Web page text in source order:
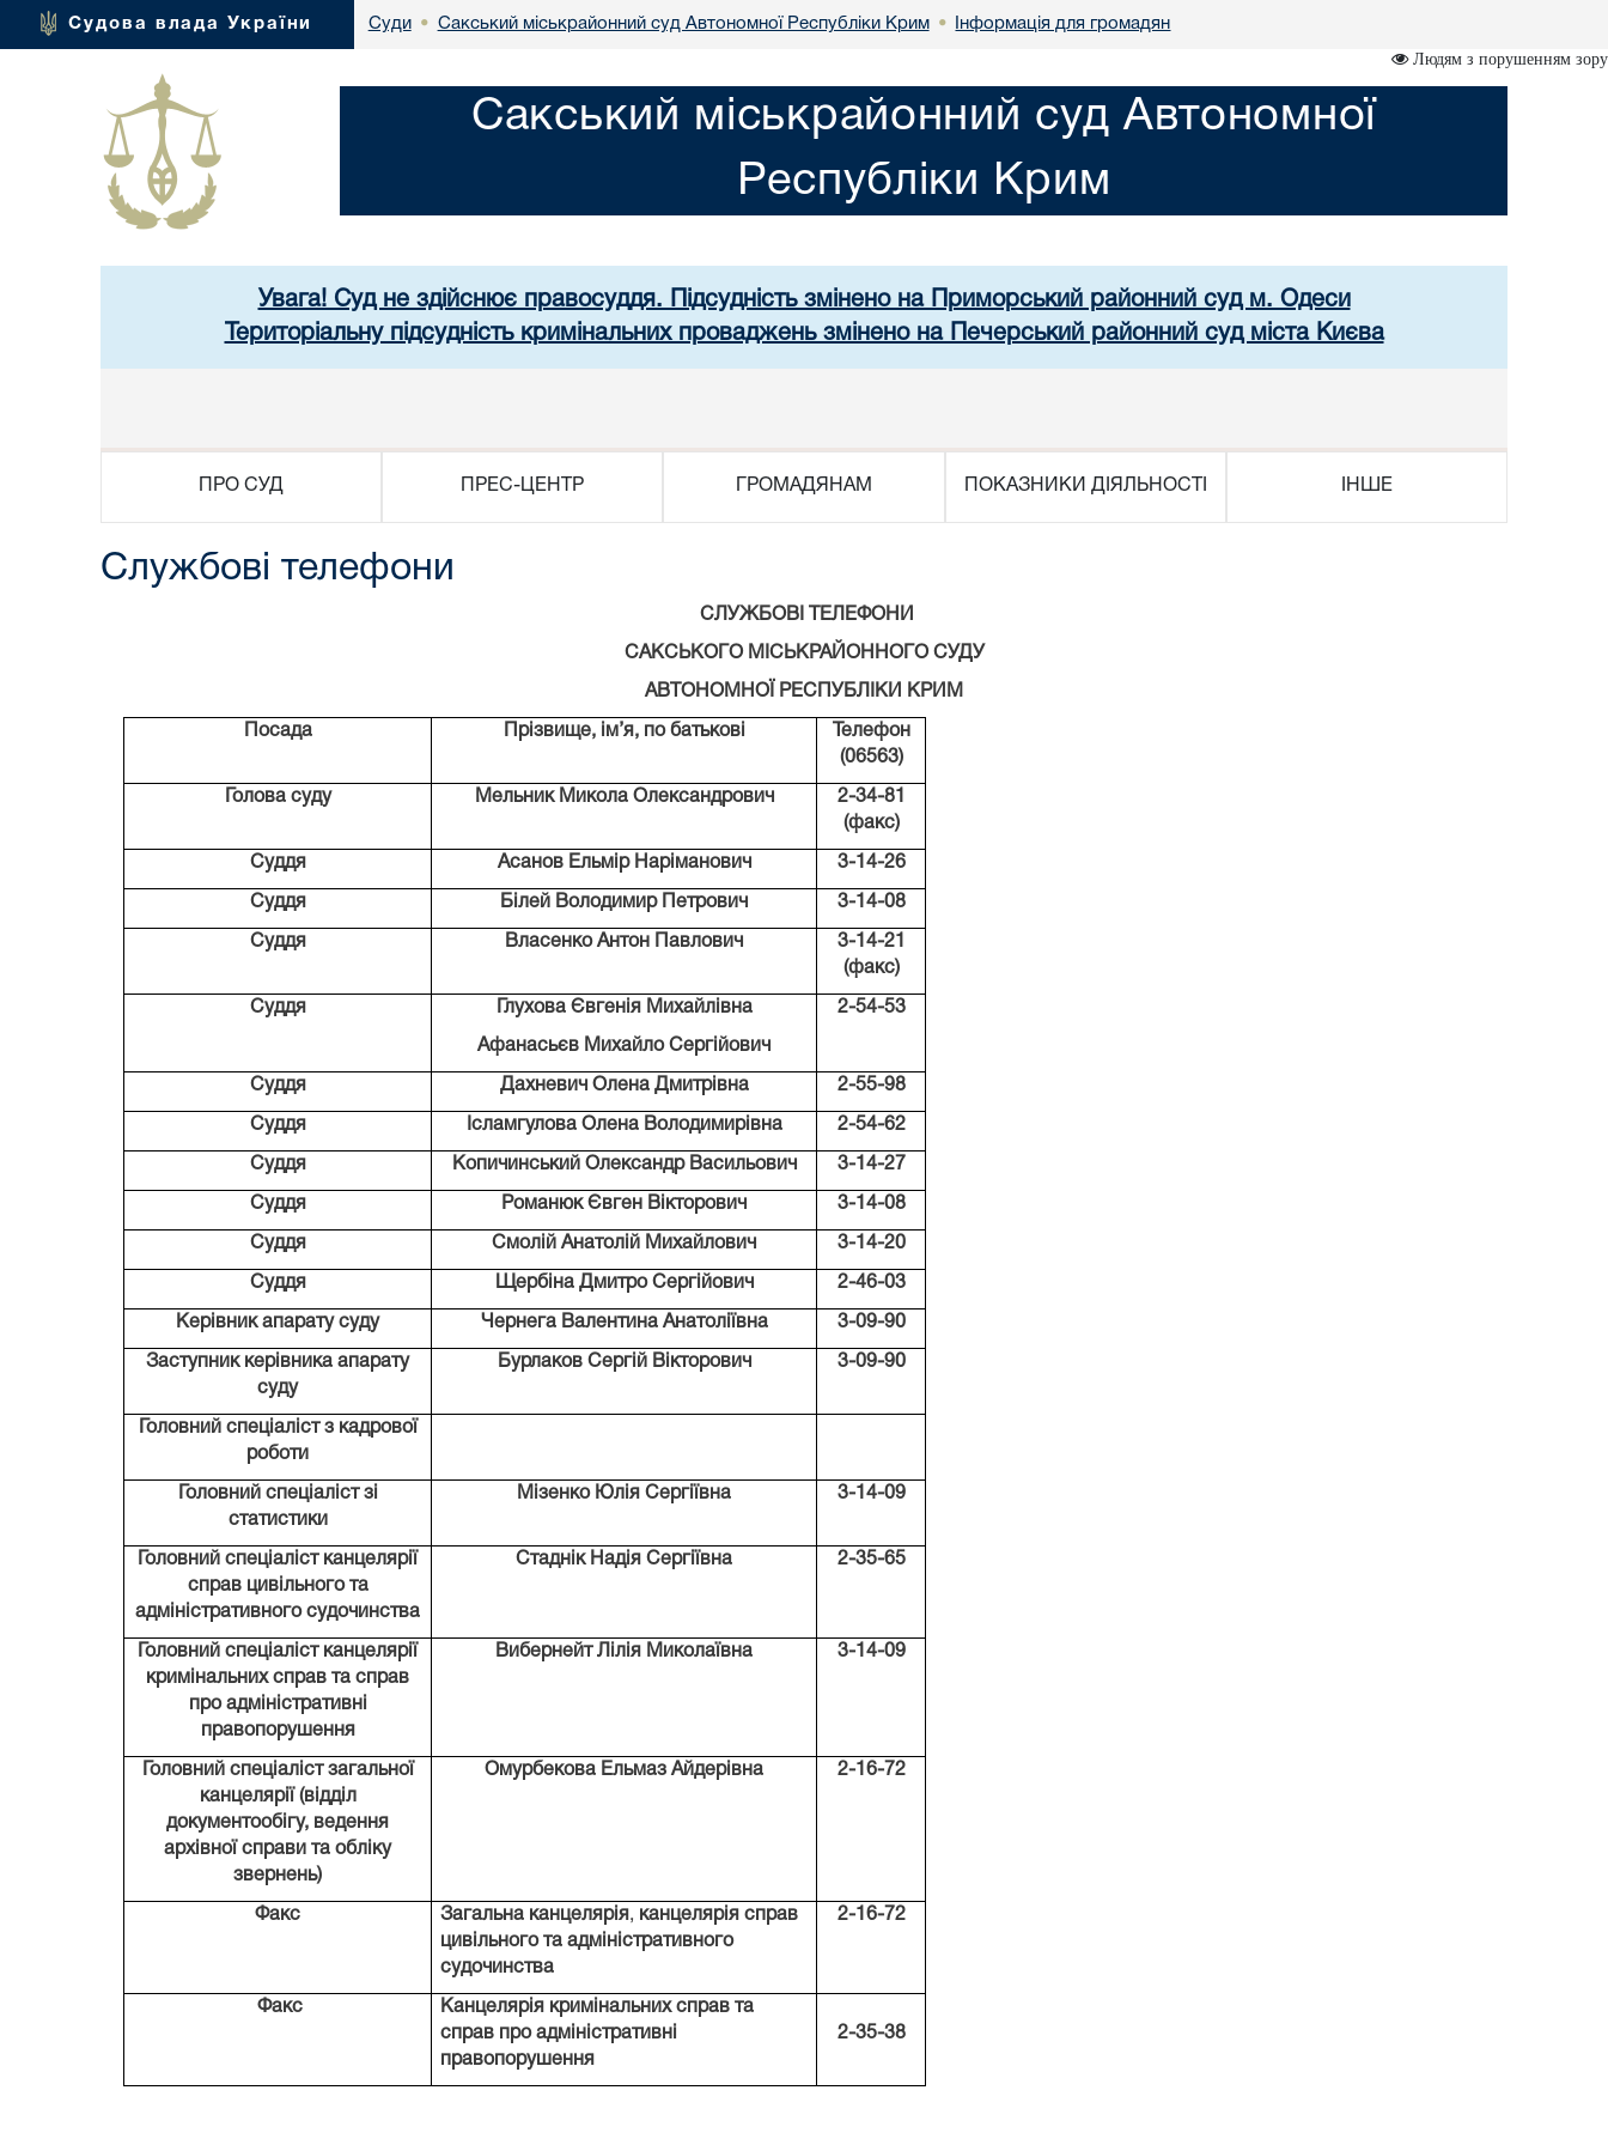
Судова влада України Суди • Сакський міськрайонний суд Автономної Республіки Крим • Інформація для громадян
Людям з порушенням зору
Сакський міськрайонний суд Автономної
Республіки Крим
Увага! Суд не здійснює правосуддя. Підсудність змінено на Приморський районний суд м. Одеси
Територіальну підсудність кримінальних проваджень змінено на Печерський районний суд міста Києва
ПРО СУД ПРЕС-ЦЕНТР ГРОМАДЯНАМ ПОКАЗНИКИ ДІЯЛЬНОСТІ ІНШЕ
Службові телефони
СЛУЖБОВІ ТЕЛЕФОНИ
САКСЬКОГО МІСЬКРАЙОННОГО СУДУ
АВТОНОМНОЇ РЕСПУБЛІКИ КРИМ
Посада Прізвище, ім’я, по батькові
Телефон
(06563)
Голова суду Мельник Микола Олександрович
2-34-81
(факс)
Суддя Асанов Ельмір Наріманович 3-14-26
Суддя Білей Володимир Петрович 3-14-08
Суддя Власенко Антон Павлович
3-14-21
(факс)
Суддя Глухова Євгенія Михайлівна
Афанасьєв Михайло Сергійович
2-54-53
Суддя Дахневич Олена Дмитрівна 2-55-98
Суддя Ісламгулова Олена Володимирівна 2-54-62
Суддя Копичинський Олександр Васильович 3-14-27
Суддя Романюк Євген Вікторович 3-14-08
Суддя Смолій Анатолій Михайлович 3-14-20
Суддя Щербіна Дмитро Сергійович 2-46-03
Керівник апарату суду Чернега Валентина Анатоліївна 3-09-90
Заступник керівника апарату
суду
Бурлаков Сергій Вікторович 3-09-90
Головний спеціаліст з кадрової
роботи
Головний спеціаліст зі
статистики
Мізенко Юлія Сергіївна 3-14-09
Головний спеціаліст канцелярії
справ цивільного та
адміністративного судочинства
Стаднік Надія Сергіївна 2-35-65
Головний спеціаліст канцелярії
кримінальних справ та справ
про адміністративні
правопорушення
Вибернейт Лілія Миколаївна 3-14-09
Головний спеціаліст загальної
канцелярії (відділ
документообігу, ведення
архівної справи та обліку
звернень)
Омурбекова Ельмаз Айдерівна 2-16-72
Факс Загальна канцелярія, канцелярія справ
цивільного та адміністративного
судочинства
2-16-72
Факс
Канцелярія кримінальних справ та
справ про адміністративні
правопорушення
2-35-38